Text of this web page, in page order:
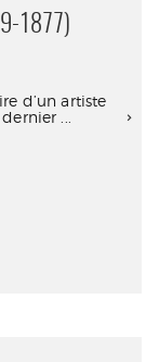
1877)
d’un artiste
...